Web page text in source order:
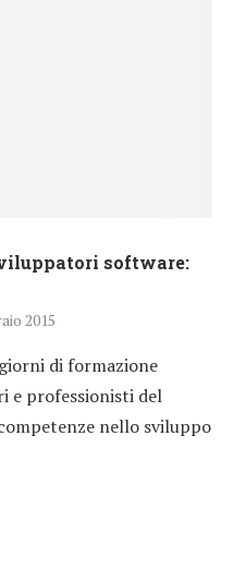
software:
2015
di formazione
e professionisti del
nello sviluppo